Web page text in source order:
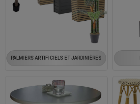
PALMIERS ARTIFICIELS ET JARDINIÈRES